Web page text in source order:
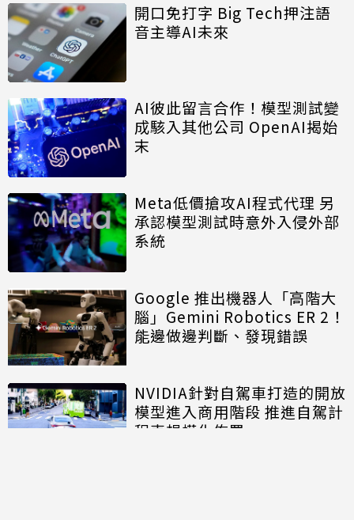
開口免打字 Big Tech押注語
音主導AI未來
AI彼此留言合作！模型測試變
成駭入其他公司 OpenAI揭始
末
Meta低價搶攻AI程式代理 另
承認模型測試時意外入侵外部
系統
Google 推出機器人「高階大
腦」Gemini Robotics ER 2！
能邊做邊判斷、發現錯誤
NVIDIA針對自駕車打造的開放
模型進入商用階段 推進自駕計
程車規模化佈署